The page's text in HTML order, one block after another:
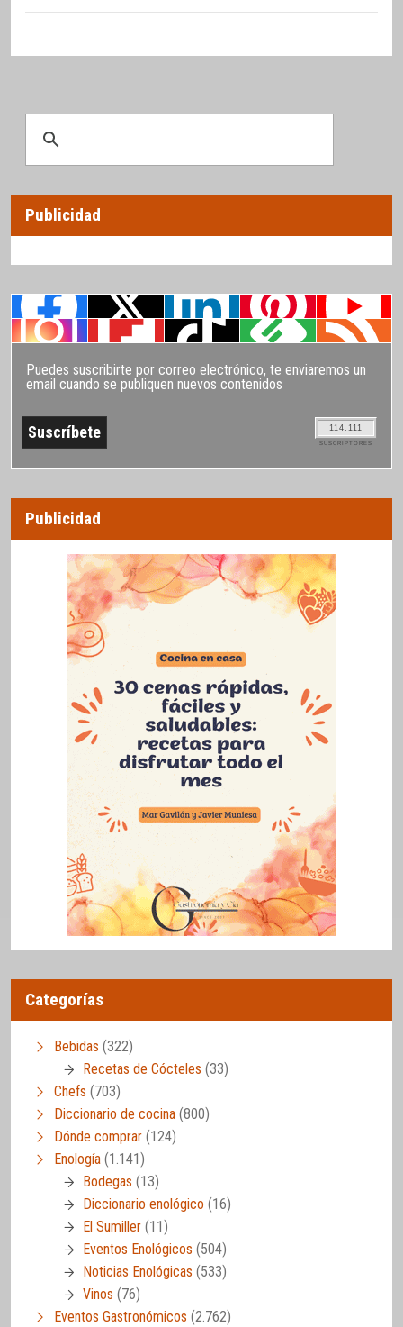
Publicidad
Puedes suscribirte por correo electrónico, te enviaremos un
email cuando se publiquen nuevos contenidos
114.111
SUSCRIPTORES
Publicidad
Categorías
Bebidas (322)
Recetas de Cócteles (33)
Chefs (703)
Diccionario de cocina (800)
Dónde comprar (124)
Enología (1.141)
Bodegas (13)
Diccionario enológico (16)
El Sumiller (11)
Eventos Enológicos (504)
Noticias Enológicas (533)
Vinos (76)
Eventos Gastronómicos (2.762)